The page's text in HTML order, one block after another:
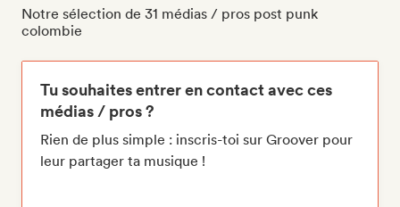
Notre sélection de 31 médias / pros post punk
colombie
Tu souhaites entrer en contact avec ces
médias / pros ?
Rien de plus simple : inscris-toi sur Groover pour
leur partager ta musique !